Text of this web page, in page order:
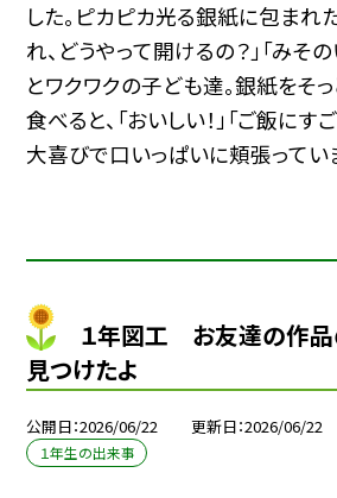
した。ピカピカ光る銀紙に包まれ
れ、どうやって開けるの？」「みそ
とワクワクの子ども達。銀紙をそ
食べると、「おいしい！」「ご飯にす
大喜びで口いっぱいに頬張ってい
１年図工 お友達の作品
見つけたよ
公開日 2026/06/22 更新日 2026/06/22
１年生の出来事